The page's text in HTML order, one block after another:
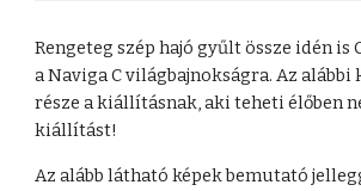
Rengeteg szép hajó gyűlt össze idén is
a Naviga C világbajnokságra. Az alábbi
része a kiállításnak, aki teheti élőben
kiállítást!
Az alább látható képek bemutató